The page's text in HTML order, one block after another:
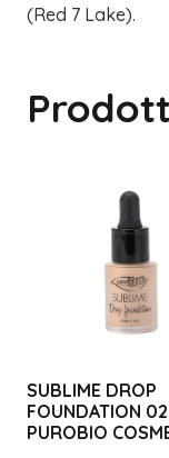
(Red 7 Lake).
SUBLIME DROP
FOUNDATION
PUROBIO